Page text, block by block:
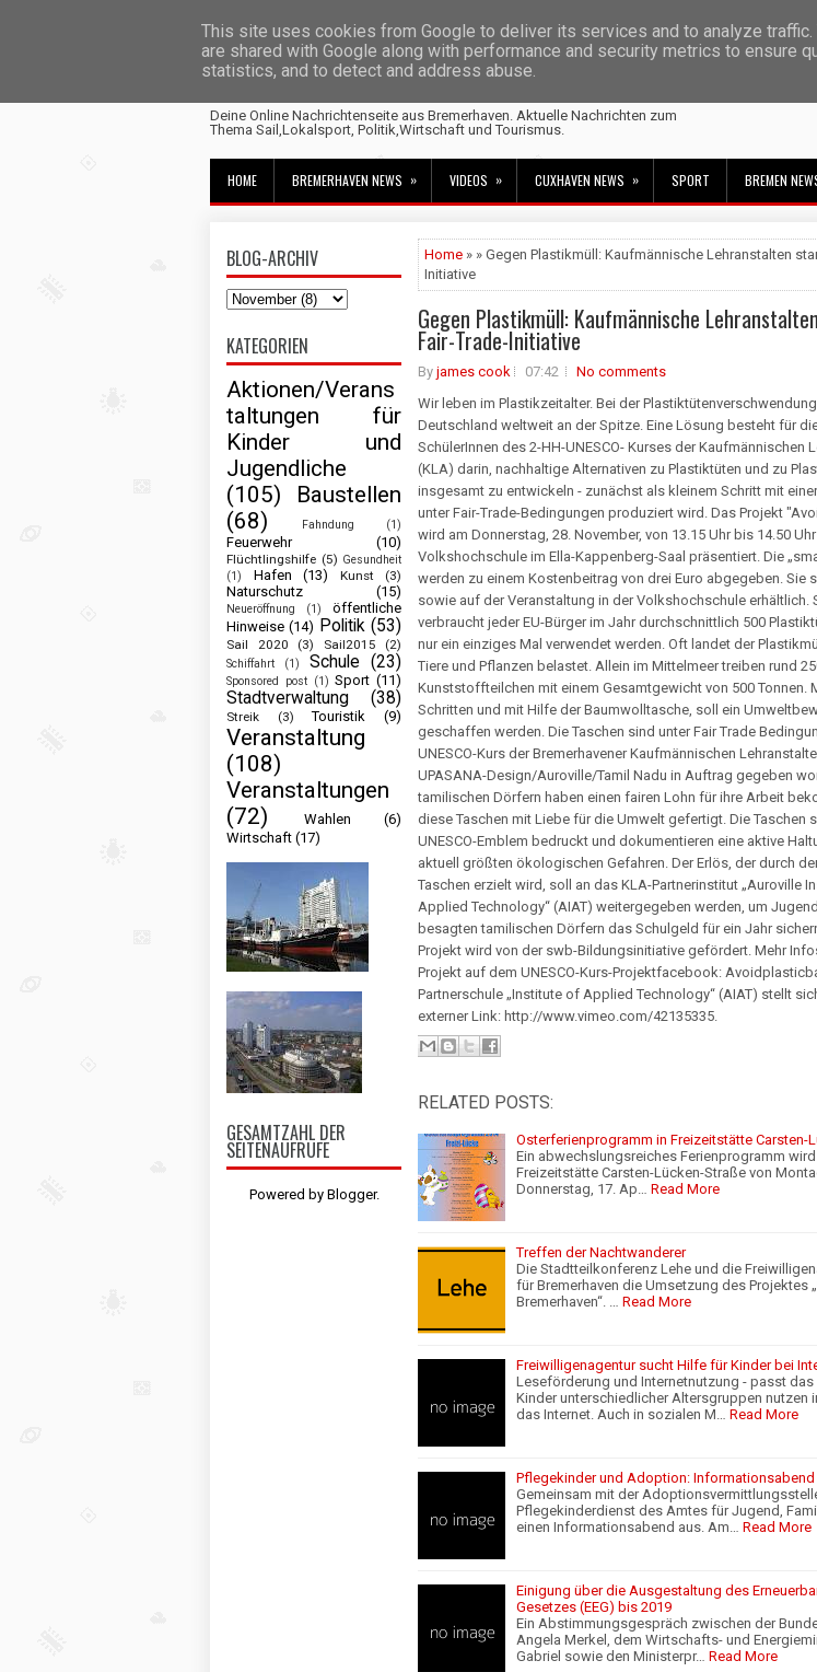
Fischtown News
Deine Online Nachrichtenseite aus Bremerhaven. Aktuelle Nachrichten zum
Thema Sail,Lokalsport, Politik,Wirtschaft und Tourismus.
HOME BREMERHAVEN NEWS » VIDEOS » CUXHAVEN NEWS » SPORT BREMEN
BLOG-ARCHIV
KATEGORIEN
Aktionen/Verans
taltungen für
Kinder und
Jugendliche
(105)
Baustellen
(68)
Fahndung (1)
Feuerwehr (10)
Flüchtlingshilfe (5) Gesundheit
(1)
Hafen (13) Kunst (3)
Naturschutz (15)
Neueröffnung (1)
öffentliche
Hinweise (14) Politik (53)
Sail 2020 (3) Sail2015 (2)
Schiffahrt (1) Schule (23)
Sponsored post (1) Sport (11)
Stadtverwaltung (38)
Streik (3) Touristik (9)
Veranstaltung
(108)
Veranstaltungen
(72)
Wahlen
(6)
Wirtschaft (17)
GESAMTZAHL DER
SEITENAUFRUFE
Powered by Blogger.
Home » » Gegen Plastikmüll: Kaufmännische Lehranstalten
Initiative
Gegen Plastikmüll: Kaufmännische
Fair-Trade-Initiative
By james cook 07:42
No comments
Wir leben im Plastikzeitalter. Bei der
Deutschland weltweit an der Spitze. Eine Lösung besteht für
SchülerInnen des 2-HH-UNESCO- Kurses der Kaufmännischen
(KLA) darin, nachhaltige Alternativen zu Plastiktüten und zu
insgesamt zu entwickeln - zunächst als kleinem Schritt mit
unter Fair-Trade-Bedingungen produziert wird. Das Projekt
wird am Donnerstag, 28. November, von 13.15 Uhr bis 14.50
Volkshochschule im Ella-Kappenberg-Saal präsentiert. Die
werden zu einem Kostenbeitrag von drei Euro abgegeben. Sie
sowie auf der Veranstaltung in der Volkshochschule erhältlich.
verbraucht jeder EU-Bürger im Jahr durchschnittlich 500
nur ein einziges Mal verwendet werden. Oft landet der
Tiere und Pflanzen belastet. Allein im Mittelmeer treiben rund
Kunststoffteilchen mit einem Gesamtgewicht von 500 Tonnen.
Schritten und mit Hilfe der Baumwolltasche, soll ein
geschaffen werden. Die Taschen sind unter Fair Trade
UNESCO-Kurs der Bremerhavener Kaufmännischen
UPASANA-Design/Auroville/Tamil Nadu in Auftrag gegeben
tamilischen Dörfern haben einen fairen Lohn für ihre Arbeit
diese Taschen mit Liebe für die Umwelt gefertigt. Die Taschen
UNESCO-Emblem bedruckt und dokumentieren eine aktive
aktuell größten ökologischen Gefahren. Der Erlös, der durch
Taschen erzielt wird, soll an das KLA-Partnerinstitut „Auroville
Applied Technology“ (AIAT) weitergegeben werden, um
besagten tamilischen Dörfern das Schulgeld für ein Jahr
Projekt wird von der swb-Bildungsinitiative gefördert. Mehr
Projekt auf dem UNESCO-Kurs-Projektfacebook:
Partnerschule „Institute of Applied Technology“ (AIAT) stellt
externer Link: http://www.vimeo.com/42135335.
RELATED POSTS:
Osterferienprogramm in Freizeitstätte Carsten-
Ein abwechslungsreiches Ferienprogramm
Freizeitstätte Carsten-Lücken-Straße von
Donnerstag, 17. Ap…
Read More
Treffen der Nachtwanderer
Die Stadtteilkonferenz Lehe und die
für Bremerhaven die Umsetzung des Projektes
Bremerhaven“. …
Read More
Freiwilligenagentur sucht Hilfe für Kinder bei
Leseförderung und Internetnutzung - passt das
Kinder unterschiedlicher Altersgruppen nutzen
das Internet. Auch in sozialen M…
Read More
Pflegekinder und Adoption:
Gemeinsam mit der
Pflegekinderdienst des Amtes für Jugend,
einen Informationsabend aus. Am…
Read More
Einigung über die Ausgestaltung des
Gesetzes (EEG) bis 2019
Ein Abstimmungsgespräch zwischen der
Angela Merkel, dem Wirtschafts- und
Gabriel sowie den Ministerpr…
Read More
This site uses cookies from Google to deliver its services and to analyze traffic.
are shared with Google along with performance and security metrics to ensure
statistics, and to detect and address abuse.